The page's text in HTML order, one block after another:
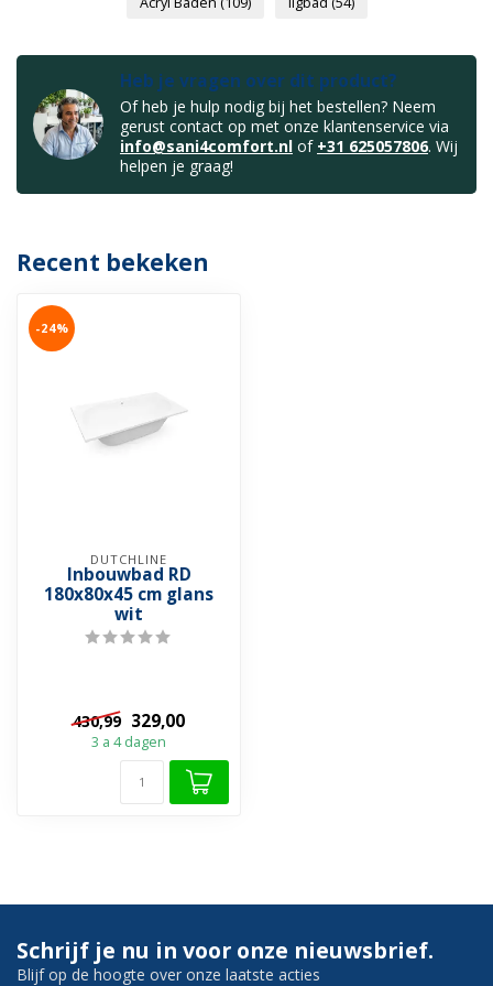
Heb je vragen over dit product?
Of heb je hulp nodig bij het bestellen? Neem
gerust contact op met onze klantenservice via
info@sani4comfort.nl of +31 625057806. Wij
helpen je graag!
Recent bekeken
-24%
DUTCHLINE
Inbouwbad RD
180x80x45 cm glans
wit
430,99 329,00
3 a 4 dagen
Schrijf je nu in voor onze nieuwsbrief.
Blijf op de hoogte over onze laatste acties